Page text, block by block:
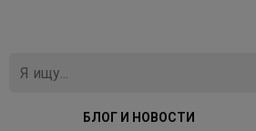
БЛОГ И НОВОСТИ